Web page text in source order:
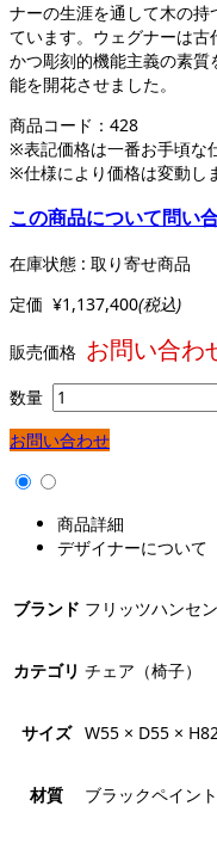
ナーの生涯を通して木の
ています。ウェグナーは
かつ彫刻的機能主義の素
能を開花させました。
商品コード： 428
※表記価格は一番お手頃な
※仕様により価格は変動し
この商品について問い
在庫状態 : 取り寄せ商品
定価 ¥1,137,400(税込)
販売価格 お問い合わ
数量
お問い合わせ
商品詳細
デザイナーについて
ブランド フリッツハンセ
カテゴリ チェア（椅子）
サイズ W55 × D55 ×
材質 ブラックペイン